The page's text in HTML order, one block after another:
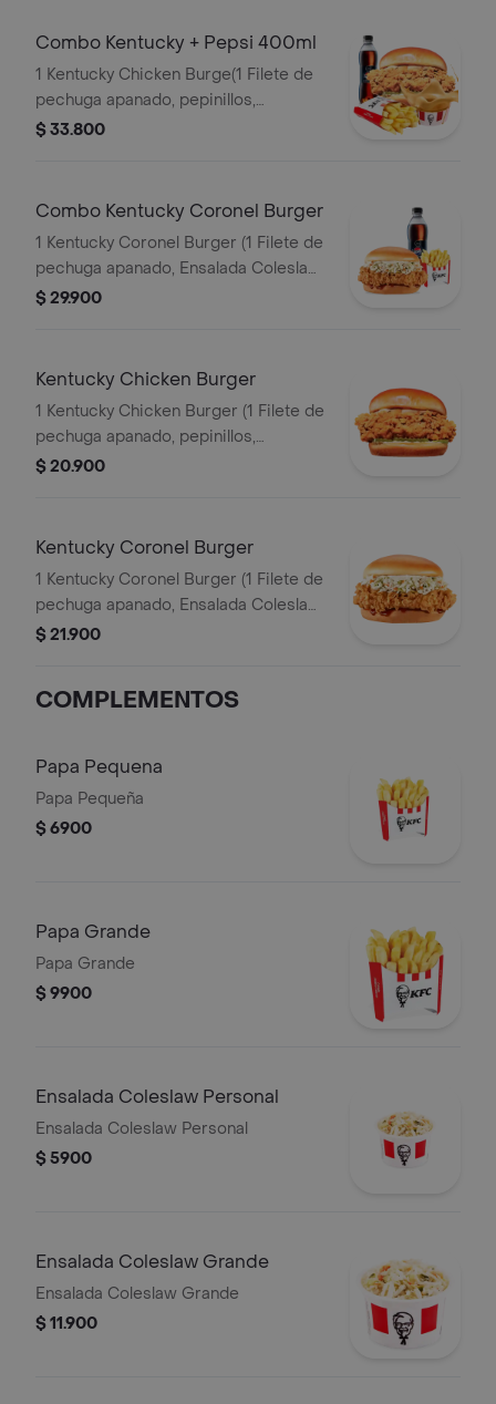
Combo Kentucky + Pepsi 400ml
1 Kentucky Chicken Burge(1 Filete de
pechuga apanado, pepinillos,
mayonesa premium y mantequilla) + 1
$ 33.800
Combo Kentucky Coronel Burger
1 Kentucky Coronel Burger (1 Filete de
pechuga apanado, Ensalada Coleslaw,
BBQ y mantequilla) + 1 Papa Pequeña
$ 29.900
Kentucky Chicken Burger
1 Kentucky Chicken Burger (1 Filete de
pechuga apanado, pepinillos,
mayonesa premium y mantequilla)
$ 20.900
Kentucky Coronel Burger
1 Kentucky Coronel Burger (1 Filete de
pechuga apanado, Ensalada Coleslaw,
BBQ y mantequilla)
$ 21.900
COMPLEMENTOS
Papa Pequena
Papa Pequeña
$ 6900
Papa Grande
Papa Grande
$ 9900
Ensalada Coleslaw Personal
Ensalada Coleslaw Personal
$ 5900
Ensalada Coleslaw Grande
Ensalada Coleslaw Grande
$ 11.900